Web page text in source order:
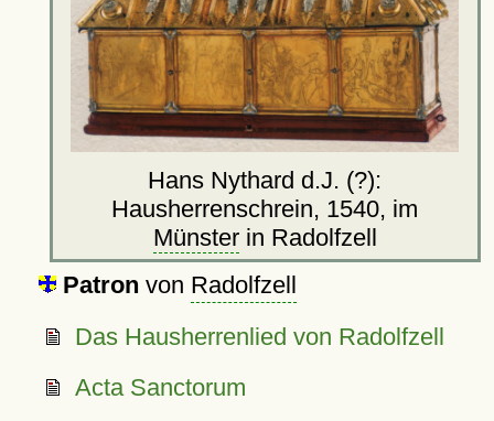
Hans Nythard d.J. (?):
Hausherrenschrein, 1540, im
Münsterin Radolfzell
Patron von Radolfzell
Das Hausherrenlied von Radolfzell
Acta Sanctorum